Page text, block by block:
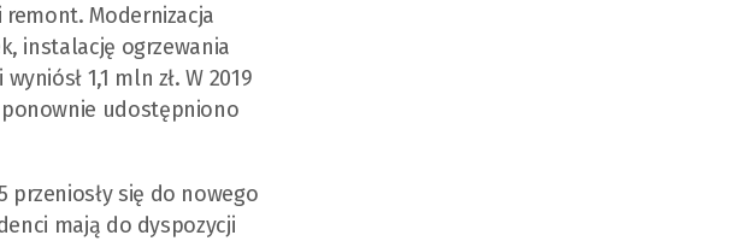
Modernizacja
instalację ogrzewania
1,1 mln zł. W 2019
udostępniono
przeniosły się do nowego
mają do dyspozycji